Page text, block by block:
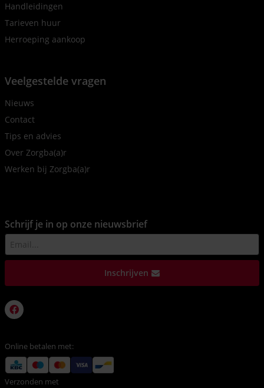
Handleidingen
Tarieven huur
Herroeping aankoop
Veelgestelde vragen
Nieuws
Contact
Tips en advies
Over Zorgba(a)r
Werken bij Zorgba(a)r
Schrijf je in op onze nieuwsbrief
Inschrijven
Online betalen met:
Verzonden met